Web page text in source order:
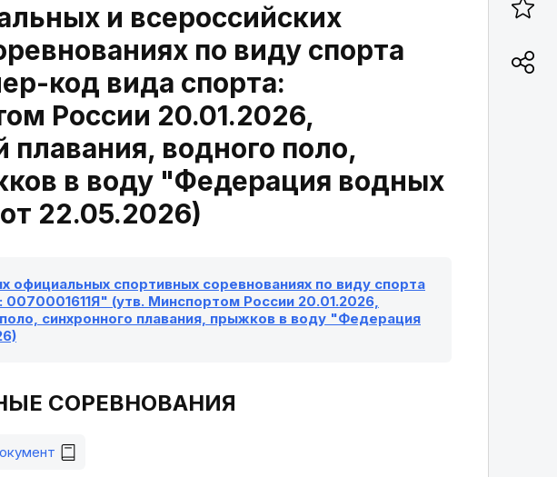
и всероссийских
по виду спорта
код вида спорта:
России 20.01.2026,
водного поло,
в воду "Федерация водных
22.05.2026)
спортивных соревнованиях по виду спорта
(утв. Минспортом России 20.01.2026,
синхронного плавания, прыжков в воду "Федерация
СОРЕВНОВАНИЯ